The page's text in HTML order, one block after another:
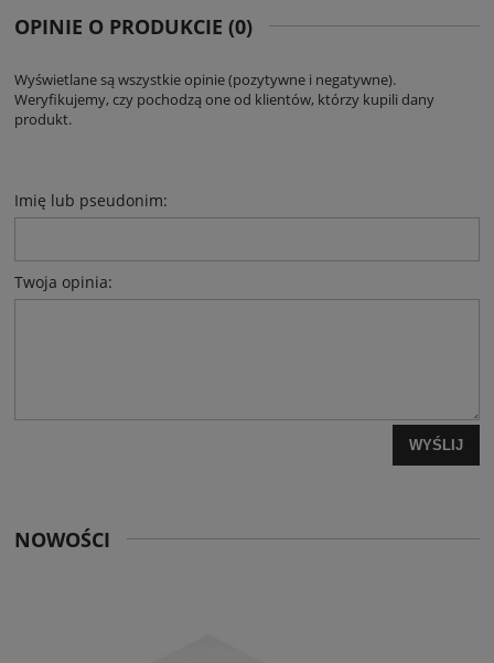
OPINIE O PRODUKCIE (0)
Wyświetlane są wszystkie opinie (pozytywne i negatywne).
Weryfikujemy, czy pochodzą one od klientów, którzy kupili dany
produkt.
Imię lub pseudonim:
Twoja opinia:
WYŚLIJ
NOWOŚCI